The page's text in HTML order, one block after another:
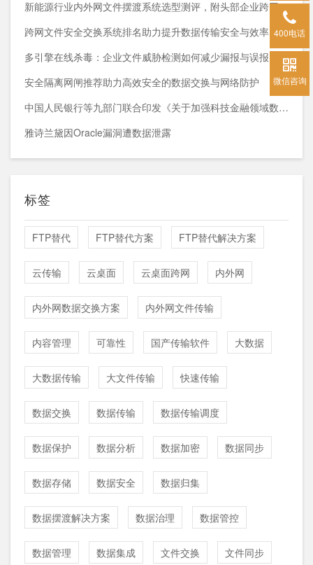
新能源行业内外网文件摆渡系统选型测评，附头部企业跨网部署案例
跨网文件安全交换系统排名助力提升数据传输安全与效率
多引擎在线杀毒：企业文件威胁检测如何减少漏报与误报？
安全隔离网闸推荐助力高效安全的数据交换与网络防护
中国人民银行等九部门联合印发《关于加强科技金融领域数据开发利用的通知》
雅诗兰黛因Oracle漏洞遭数据泄露
标签
FTP替代 FTP替代方案 FTP替代解决方案
云传输 云桌面 云桌面跨网 内外网
内外网数据交换方案 内外网文件传输
内容管理 可靠性 国产传输软件 大数据
大数据传输 大文件传输 快速传输
数据交换 数据传输 数据传输调度
数据保护 数据分析 数据加密 数据同步
数据存储 数据安全 数据归集
数据摆渡解决方案 数据治理 数据管控
数据管理 数据集成 文件交换 文件同步
400电话
微信咨询